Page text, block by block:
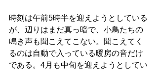
時刻は午前5時半を迎えようとしている
が、辺りはまだ真っ暗で、小鳥たちの
鳴き声も聞こえてこない。聞こえてく
るのは自動で入っている暖房の音だけ
である。4月も中旬を迎えようとしてい